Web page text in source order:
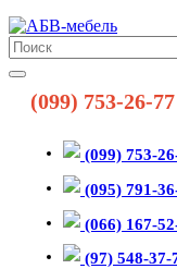
(099) 753-26-
(099) 753-
(095) 791-
(066) 167-
(97) 548-37-